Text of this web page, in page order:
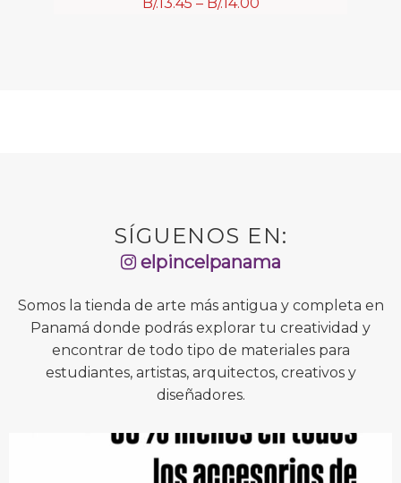
SÍGUENOS EN:
elpincelpanama
Somos la tienda de arte más antigua y completa en
Panamá donde podrás explorar tu creatividad y
encontrar de todo tipo de materiales para
estudiantes, artistas, arquitectos, creativos y
diseñadores.